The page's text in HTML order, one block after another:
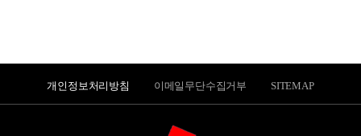
개인정보처리방침 이메일무단수집거부 SITEMAP